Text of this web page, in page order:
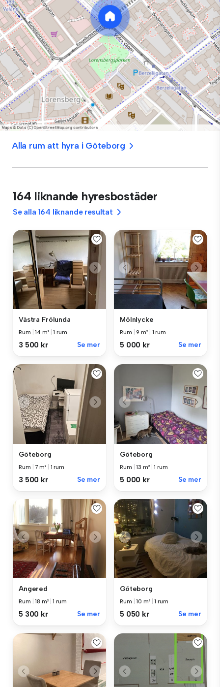
Alla rum att hyra i Göteborg
164 liknande hyresbostäder
Se alla 164 liknande resultat
Västra Frölunda
Rum |14 m² |1 rum
3 500 kr Se mer
Mölnlycke
Rum |9 m² 1 rum
5 000 kr Se mer
Göteborg
Rum |7 m² 1 rum
3 500 kr Se mer
Göteborg
Rum |13 m² |1 rum
5 000 kr Se mer
Angered
Rum |18 m² |1 rum
5 300 kr Se mer
Göteborg
Rum |10 m² |1 rum
5 050 kr Se mer